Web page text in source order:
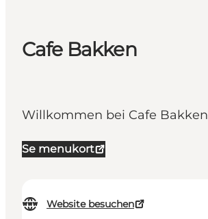
Cafe Bakken
Willkommen bei Cafe Bakken
Se menukort
Website besuchen